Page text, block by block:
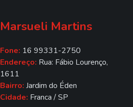
Marsueli Martins
Fone: 16 99331-2750
Endereço: Rua: Fábio Lourenço,
1611
Bairro: Jardim do Éden
Cidade: Franca / SP